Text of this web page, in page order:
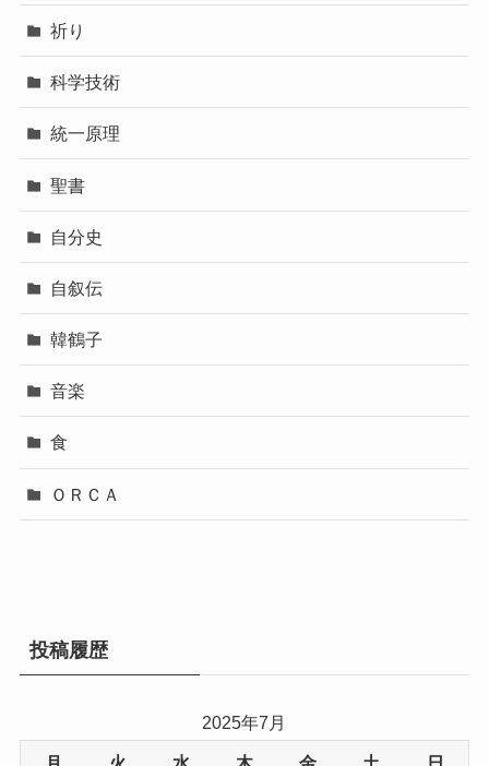
祈り
科学技術
統一原理
聖書
自分史
自叙伝
韓鶴子
音楽
食
ＯＲＣＡ
投稿履歴
2025年7月